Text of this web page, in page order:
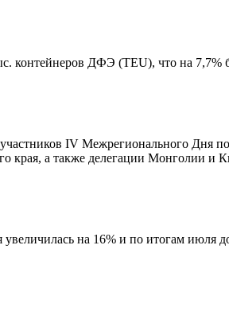
контейнеров ДФЭ (TEU), что на
IV Межрегионального Дня
края, а также делегации Монголии и
на 16% и по итогам июля